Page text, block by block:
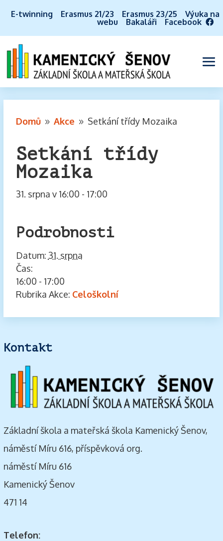
E-twinning Erasmus 21/23 Erasmus 23/25
Výuka na
webu
Bakaláři Facebook
Domů 9 Akce 9 Setkání třídy Mozaika
Setkání třídy
Mozaika
31. srpna v 16:00 - 17:00
Podrobnosti
Datum: 31. srpna
Čas:
16:00 - 17:00
Rubrika Akce: Celoškolní
Kontakt
Základní škola a mateřská škola Kamenický Šenov,
náměstí Míru 616, příspěvková org.
náměstí Míru 616
Kamenický Šenov
471 14
Telefon: